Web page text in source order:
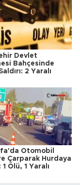
Devlet
Bahçesinde
2 Yaralı
Otomobil
Çarparak Hurdaya
1 Ölü, 1 Yaralı